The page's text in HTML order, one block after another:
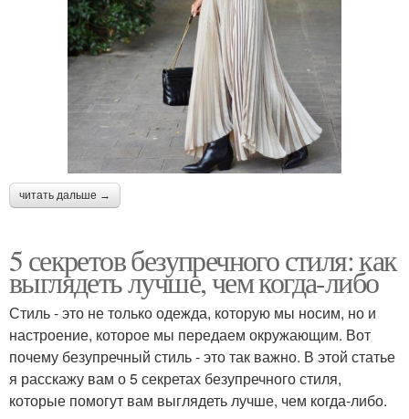
читать дальше →
5 секретов безупречного стиля: как
выглядеть лучше, чем когда-либо
Стиль - это не только одежда, которую мы носим, но и
настроение, которое мы передаем окружающим. Вот
почему безупречный стиль - это так важно. В этой статье
я расскажу вам о 5 секретах безупречного стиля,
которые помогут вам выглядеть лучше, чем когда-либо.